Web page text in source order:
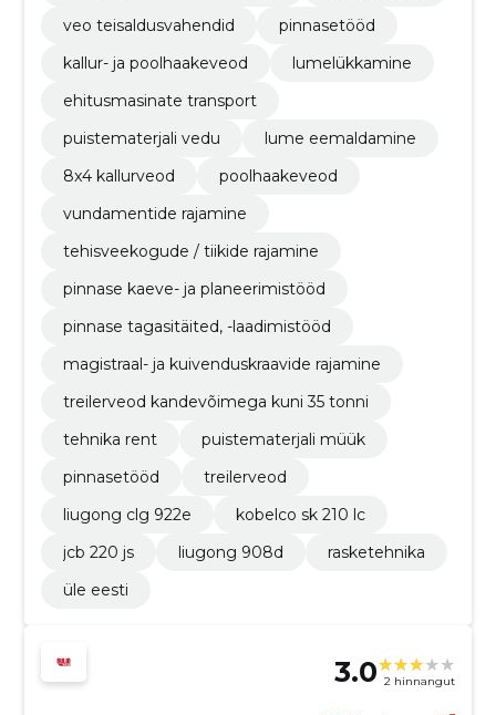
veo teisaldusvahendid
pinnasetööd
kallur- ja poolhaakeveod
lumelükkamine
ehitusmasinate transport
puistematerjali vedu
lume eemaldamine
​8x4 kallurveod
poolhaakeveod
vundamentide rajamine
tehisveekogude / tiikide rajamine
pinnase kaeve- ja planeerimistööd
pinnase tagasitäited, -laadimistööd
magistraal- ja kuivenduskraavide rajamine
treilerveod kandevõimega kuni 35 tonni
tehnika rent
puistematerjali müük
pinnasetööd
treilerveod
liugong clg 922e
kobe lco s k 2 10 lc
jcb 220 js
liugong 908d
rasketehnika
üle eesti
3.0 2 hinnangut